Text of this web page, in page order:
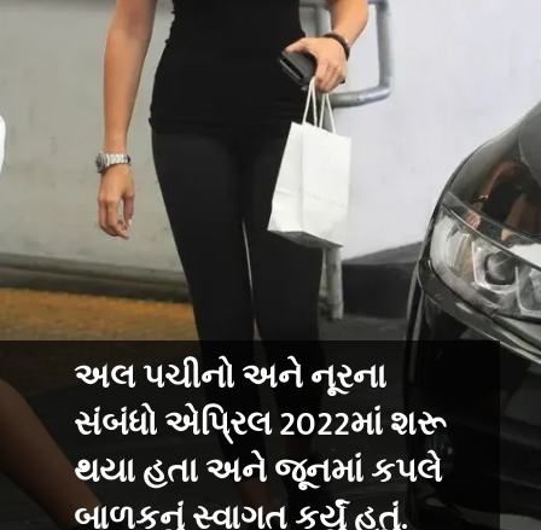
અલ પચીનો અને નૂરના
સંબંધો એપ્રિલ 2022માં શરૂ
થયા હતા અને જૂનમાં કપલે
બાળકનું સ્વાગત કર્યું હતું.